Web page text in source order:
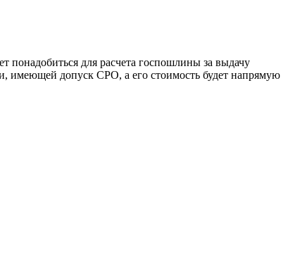
понадобиться для расчета госпошлины за выдачу
имеющей допуск СРО, а его стоимость будет напрямую